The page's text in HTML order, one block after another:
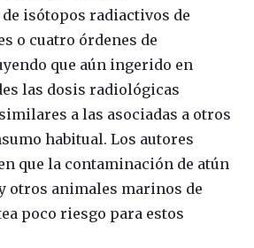
isótopos radiactivos de
o cuatro órdenes de
que aún ingerido en
las dosis radiológicas
a las asociadas a otros
habitual. Los autores
que la contaminación de atún
otros animales marinos de
poco riesgo para estos